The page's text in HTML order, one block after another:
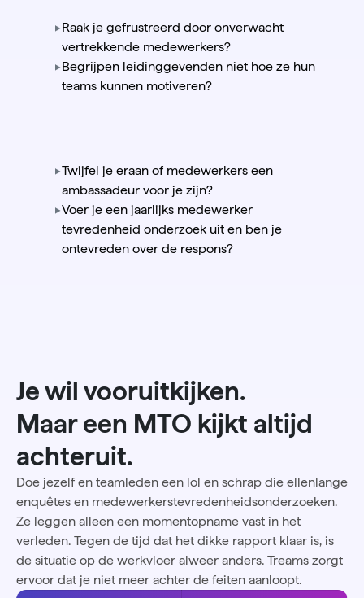
Raak je gefrustreerd door onverwacht
vertrekkende medewerkers?
Begrijpen leidinggevenden niet hoe ze hun
teams kunnen motiveren?
Twijfel je eraan of medewerkers een
ambassadeur voor je zijn?
Voer je een jaarlijks medewerker
tevredenheid onderzoek uit en ben je
ontevreden over de respons?
Je wil vooruitkijken.
Maar een MTO kijkt altijd
achteruit.
Doe jezelf en teamleden een lol en schrap die ellenlange
enquêtes en medewerkerstevredenheidsonderzoeken.
Ze leggen alleen een momentopname vast in het
verleden. Tegen de tijd dat het dikke rapport klaar is, is
de situatie op de werkvloer alweer anders. Treams zorgt
ervoor dat je niet meer achter de feiten aanloopt.